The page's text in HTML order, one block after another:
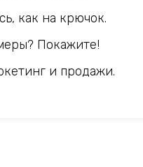
как на крючок.
Покажите!
и продажи.